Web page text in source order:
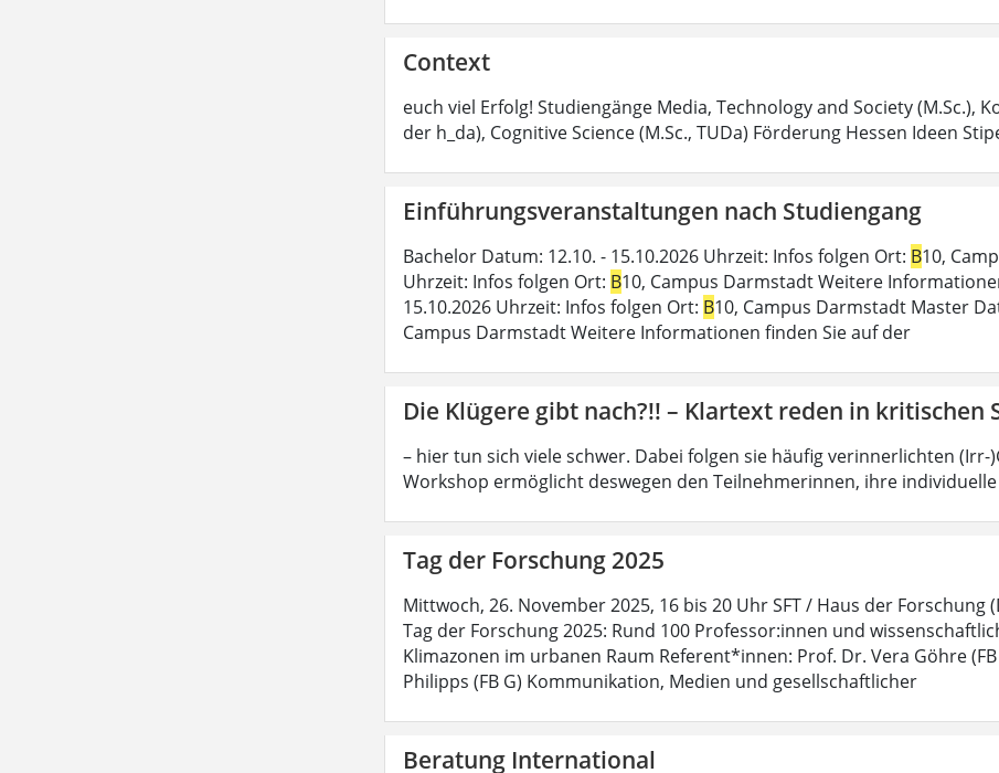
Context
euch viel Erfolg! Studiengänge Media, Technology and Society (M.Sc.),
der h_da), Cognitive Science (M.Sc., TUDa) Förderung Hessen Ideen
Einführungsveranstaltungen nach Studiengang
Bachelor Datum: 12.10. - 15.10.2026 Uhrzeit: Infos folgen Ort: B10,
Uhrzeit: Infos folgen Ort: B10, Campus Darmstadt Weitere
15.10.2026 Uhrzeit: Infos folgen Ort: B10, Campus Darmstadt Master
Campus Darmstadt Weitere Informationen finden Sie auf der
Die Klügere gibt nach?!! – Klartext reden in kritischen
– hier tun sich viele schwer. Dabei folgen sie häufig verinnerlichten (Irr-
Workshop ermöglicht deswegen den Teilnehmerinnen, ihre individuelle
Tag der Forschung 2025
Mittwoch, 26. November 2025, 16 bis 20 Uhr SFT / Haus der Forschung
Tag der Forschung 2025: Rund 100 Professor:innen und
Klimazonen im urbanen Raum Referent*innen: Prof. Dr. Vera Göhre (FB
Philipps (FB G) Kommunikation, Medien und gesellschaftlicher
Beratung International